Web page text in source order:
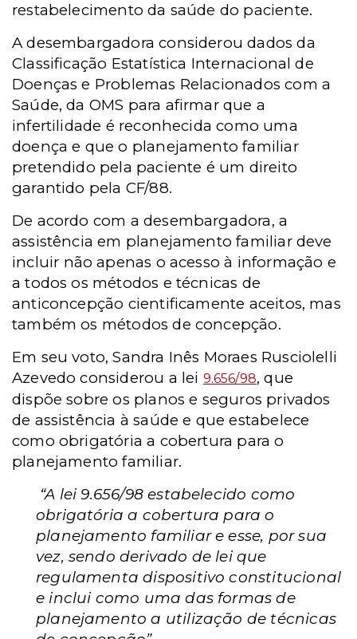
restabelecimento da saúde do paciente.
A desembargadora considerou dados da
Classificação Estatística Internacional de
Doenças e Problemas Relacionados com a
Saúde, da OMS para afirmar que a
infertilidade é reconhecida como uma
doença e que o planejamento familiar
pretendido pela paciente é um direito
garantido pela CF/88.
De acordo com a desembargadora, a
assistência em planejamento familiar deve
incluir não apenas o acesso à informação e
a todos os métodos e técnicas de
anticoncepção cientificamente aceitos, mas
também os métodos de concepção.
Em seu voto,Sandra Inês Moraes Rusciolelli
Azevedo considerou a lei 9.656/98, que
dispõe sobreos planos e seguros privados
de assistência à saúde e que estabelece
como obrigatória a cobertura para o
planejamento familiar.
“A lei 9.656/98 estabelecido como
obrigatória a cobertura para o
planejamento familiar e esse, por sua
vez, sendo derivado de lei que
regulamenta dispositivo constitucional
e inclui como uma das formas de
planejamento a utilização de técnicas